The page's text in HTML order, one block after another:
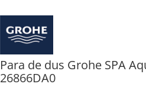
Para de dus Grohe SPA
26866DA0